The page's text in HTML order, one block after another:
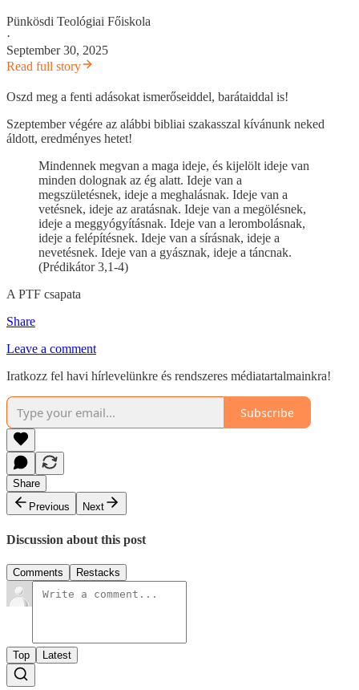
Pünkösdi Teológiai Főiskola
·
September 30, 2025
Read full story
Oszd meg a fenti adásokat ismerőseiddel, barátaiddal is!
Szeptember végére az alábbi bibliai szakasszal kívánunk neked
áldott, eredményes hetet!
Mindennek megvan a maga ideje, és kijelölt ideje van
minden dolognak az ég alatt. Ideje van a
megszületésnek, ideje a meghalásnak. Ideje van a
vetésnek, ideje az aratásnak. Ideje van a megölésnek,
ideje a meggyógyításnak. Ideje van a lerombolásnak,
ideje a felépítésnek. Ideje van a sírásnak, ideje a
nevetésnek. Ideje van a gyásznak, ideje a táncnak.
(Prédikátor 3,1-4)
A PTF csapata
Share
Leave a comment
Iratkozz fel havi hírlevelünkre és rendszeres médiatartalmainkra!
Subscribe
Share
Previous
Next
Discussion about this post
Comments Restacks
Top Latest